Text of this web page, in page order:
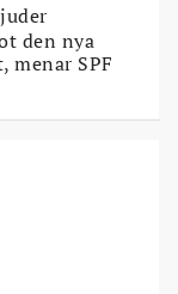
den nya
menar SPF